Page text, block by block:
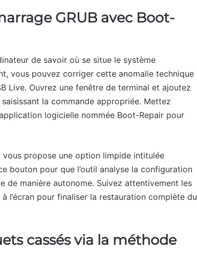
GRUB avec Boot-
de savoir où se situe le système
vous pouvez corriger cette anomalie technique
Live. Ouvrez une fenêtre de terminal et ajoutez
la commande appropriée. Mettez
logicielle nommée Boot-Repair pour
vous propose une option limpide intitulée
bouton pour que l’outil analyse la configuration
de manière autonome. Suivez attentivement les
l’écran pour finaliser la restauration complète du
cassés via la méthode